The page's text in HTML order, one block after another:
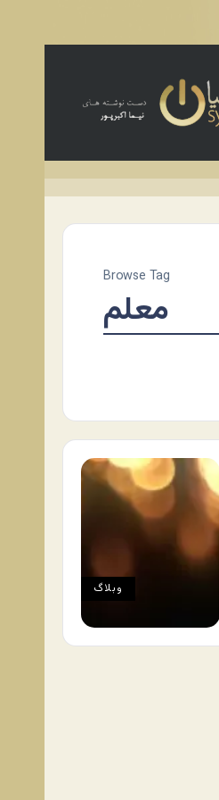
Browse Tag
معلم
وبلاگ